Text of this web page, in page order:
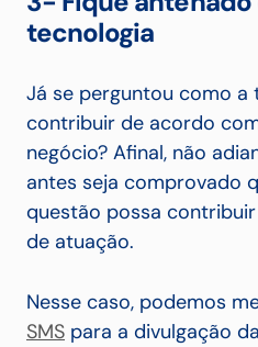
tecnologia
Já se perguntou como a
contribuir de acordo
negócio? Afinal, não
antes seja comprovado
questão possa
de atuação.
Nesse caso, podemos
SMS para a divulgação